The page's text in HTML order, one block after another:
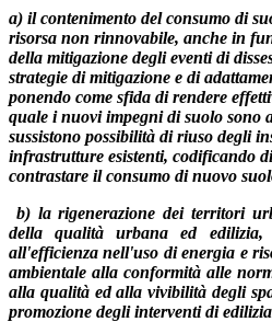
a) il contenimento del consumo di
risorsa non rinnovabile, anche in
della mitigazione degli eventi di
strategie di mitigazione e di
ponendo come sfida di rendere
quale i nuovi impegni di suolo sono
sussistono possibilità di riuso degli
infrastrutture esistenti, codificando
contrastare il consumo di nuovo
b) la rigenerazione dei territori
della qualità urbana ed edilizia,
all'efficienza nell'uso di energia e
ambientale alla conformità alle
alla qualità ed alla vivibilità degli
promozione degli interventi di